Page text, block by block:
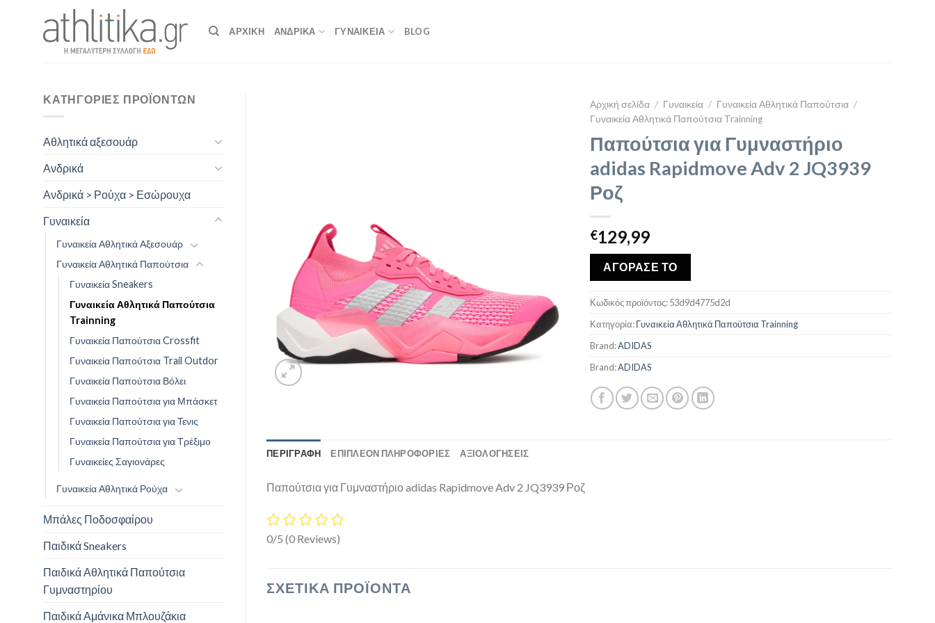
ΑΡΧΙΚΉ ΑΝΔΡΙΚΑ ΓΥΝΑΙΚΕΙΑ BLOG
ΚΑΤΗΓΟΡΊΕΣ ΠΡΟΪΌΝΤΩΝ
Αθλητικά αξεσουάρ
Ανδρικά
Ανδρικά > Ρούχα > Εσώρουχα
Γυναικεία
Γυναικεία Αθλητικά Αξεσουάρ
Γυναικεία Αθλητικά Παπούτσια
Γυναικεία Sneakers
Γυναικεία Αθλητικά Παπούτσια
Trainning
Γυναικεία Παπούτσια Crossfit
Γυναικεία Παπούτσια Trail Outdor
Γυναικεία Παπούτσια Βόλει
Γυναικεία Παπούτσια για Μπάσκετ
Γυναικεία Παπούτσια για Τενις
Γυναικεία Παπούτσια για Τρέξιμο
Γυναικείες Σαγιονάρες
Γυναικεία Αθλητικά Ρούχα
Μπάλες Ποδοσφαίρου
Παιδικά Sneakers
Παιδικά Αθλητικά Παπούτσια
Γυμναστηρίου
Παιδικά Αμάνικα Μπλουζάκια
Αρχική σελίδα / Γυναικεία / Γυναικεία Αθλητικά Παπούτσια /
Γυναικεία Αθλητικά Παπούτσια Trainning
Παπούτσια για Γυμναστήριο
adidas Rapidmove Adv 2 JQ3939
Ροζ
€129,99
ΑΓΟΡΑΣΕ ΤΟ
Κωδικός προϊόντος:53d9d4775d2d
Κατηγορία:Γυναικεία Αθλητικά Παπούτσια Trainning
Brand:ADIDAS
Brand:ADIDAS
ΠΕΡΙΓΡΑΦΉ ΕΠΙΠΛΈΟΝ ΠΛΗΡΟΦΟΡΊΕΣ ΑΞΙΟΛΟΓΗΣΕΙΣ
Παπούτσια για Γυμναστήριο adidas Rapidmove Adv 2 JQ3939 Ροζ
0/5 (0 Reviews)
ΣΧΕΤΙΚΆ ΠΡΟΪΌΝΤΑ